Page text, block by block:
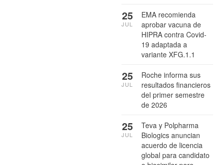
EMA recomienda
aprobar vacuna de
HIPRA contra Covid-
19 adaptada a
variante XFG.1.1
25
JUL
Roche informa sus
resultados financieros
del primer semestre
de 2026
25
JUL
Teva y Polpharma
Biologics anuncian
acuerdo de licencia
global para candidato
25
JUL